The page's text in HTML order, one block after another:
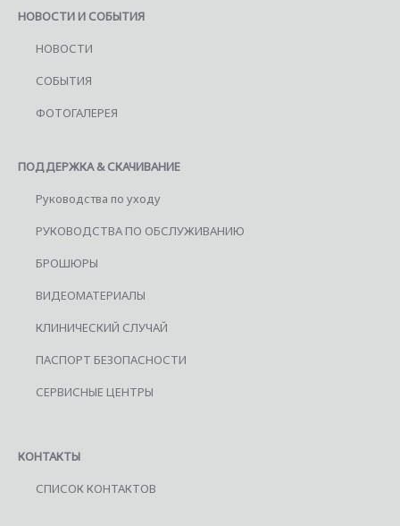
НОВОСТИ И СОБЫТИЯ
НОВОСТИ
СОБЫТИЯ
ФОТОГАЛЕРЕЯ
ПОДДЕРЖКА & СКАЧИВАНИЕ
Руководства по уходу
РУКОВОДСТВА ПО ОБСЛУЖИВАНИЮ
БРОШЮРЫ
ВИДЕОМАТЕРИАЛЫ
КЛИНИЧЕСКИЙ СЛУЧАЙ
ПАСПОРТ БЕЗОПАСНОСТИ
СЕРВИСНЫЕ ЦЕНТРЫ
КОНТАКТЫ
СПИСОК КОНТАКТОВ